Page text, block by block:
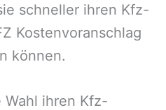
schneller ihren Kfz-
Kostenvoranschlag
können.
Wahl ihren Kfz-